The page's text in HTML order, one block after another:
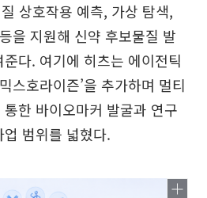
상호작용 예측, 가상 탐색,
을 지원해 신약 후보물질 발
다. 여기에 히츠는 에이전틱
스호라이즌’을 추가하며 멀티
한 바이오마커 발굴과 연구
범위를 넓혔다.